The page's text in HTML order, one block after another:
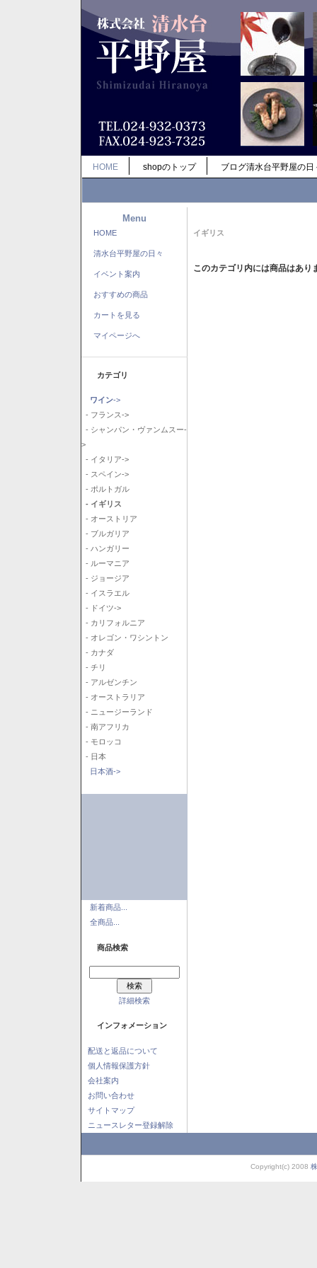
HOME shopのトップ ブログ清水台平野屋の日
Menu
HOME
清水台平野屋の日々
イベント案内
おすすめの商品
カートを見る
マイページへ
カテゴリ
ワイン->
- フランス->
- シャンパン・ヴァンムスー-
>
- イタリア->
- スペイン->
- ポルトガル
- イギリス
- オーストリア
- ブルガリア
- ハンガリー
- ルーマニア
- ジョージア
- イスラエル
- ドイツ->
- カリフォルニア
- オレゴン・ワシントン
- カナダ
- チリ
- アルゼンチン
- オーストラリア
- ニュージーランド
- 南アフリカ
- モロッコ
- 日本
日本酒->
新着商品...
全商品...
商品検索
詳細検索
インフォメーション
配送と返品について
個人情報保護方針
会社案内
お問い合わせ
サイトマップ
ニュースレター登録解除
イギリス
このカテゴリ内には商品はあり
Copyright(c) 2008